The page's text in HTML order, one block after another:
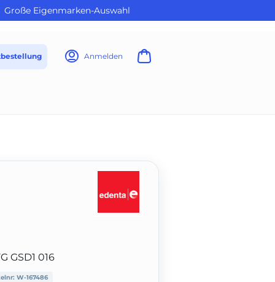
Große Eigenmarken-Auswahl
Anmelden
GSD1 016
W-167486